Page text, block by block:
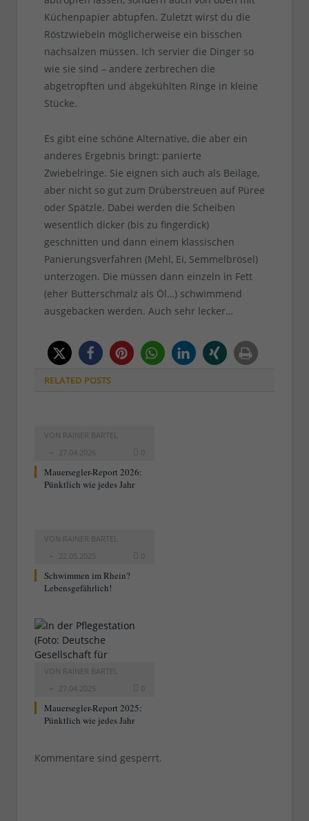
Küchenpapier abtupfen. Zuletzt wirst du die
Röstzwiebeln möglicherweise ein bisschen
nachsalzen müssen. Ich servier die Dinger so
wie sie sind – andere zerbrechen die
abgetropften und abgekühlten Ringe in kleine
Stücke.
Es gibt eine schöne Alternative, die aber ein
anderes Ergebnis bringt: panierte
Zwiebelringe. Sie eignen sich auch als Beilage,
aber nicht so gut zum Drüberstreuen auf Püree
oder Spätzle. Dabei werden die Scheiben
wesentlich dicker (bis zu fingerdick)
geschnitten und dann einem klassischen
Panierungsverfahren (Mehl, Ei, Semmelbrösel)
unterzogen. Die müssen dann einzeln in Fett
(eher Butterschmalz als Öl…) schwimmend
ausgebacken werden. Auch sehr lecker…
RELATED POSTS
VON RAINER BARTEL
27.04.2026
0
Mauersegler-Report 2026:
Pünktlich wie jedes Jahr
VON RAINER BARTEL
22.05.2025
0
Schwimmen im Rhein?
Lebensgefährlich!
VON RAINER BARTEL
27.04.2025
0
Mauersegler-Report 2025:
Pünktlich wie jedes Jahr
Kommentare sind gesperrt.